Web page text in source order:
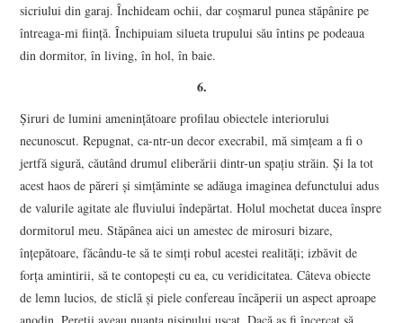
sicriului din garaj. Închideam ochii, dar coşmarul punea stăpânire pe
întreaga-mi fiinţă. Închipuiam silueta trupului său întins pe podeaua
din dormitor, în living, în hol, în baie.
6.
Şiruri de lumini ameninţătoare profilau obiectele interiorului
necunoscut. Repugnat, ca-ntr-un decor execrabil, mă simţeam a fi o
jertfă sigură, căutând drumul eliberării dintr-un spaţiu străin. Şi la tot
acest haos de păreri şi simţăminte se adăuga imaginea defunctului adus
de valurile agitate ale fluviului îndepărtat. Holul mochetat ducea înspre
dormitorul meu. Stăpânea aici un amestec de mirosuri bizare,
înţepătoare, făcându-te să te simţi robul acestei realităţi; izbăvit de
forţa amintirii, să te contopeşti cu ea, cu veridicitatea. Câteva obiecte
de lemn lucios, de sticlă şi piele confereau încăperii un aspect aproape
anodin. Pereţii aveau nuanţa nisipului uscat. Dacă aş fi încercat să